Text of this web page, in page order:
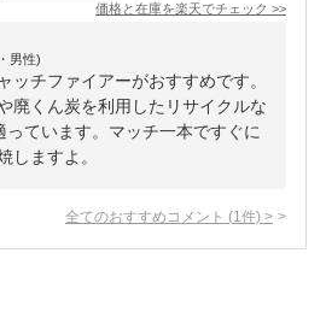
価格と在庫を楽天でチェック >>
男性)
ッチファイアーがおすすめです。
廃くん炭を利用したリサイクルな
っています。マッチ一本ですぐに
しますよ。
全てのおすすめコメント (1 件) >